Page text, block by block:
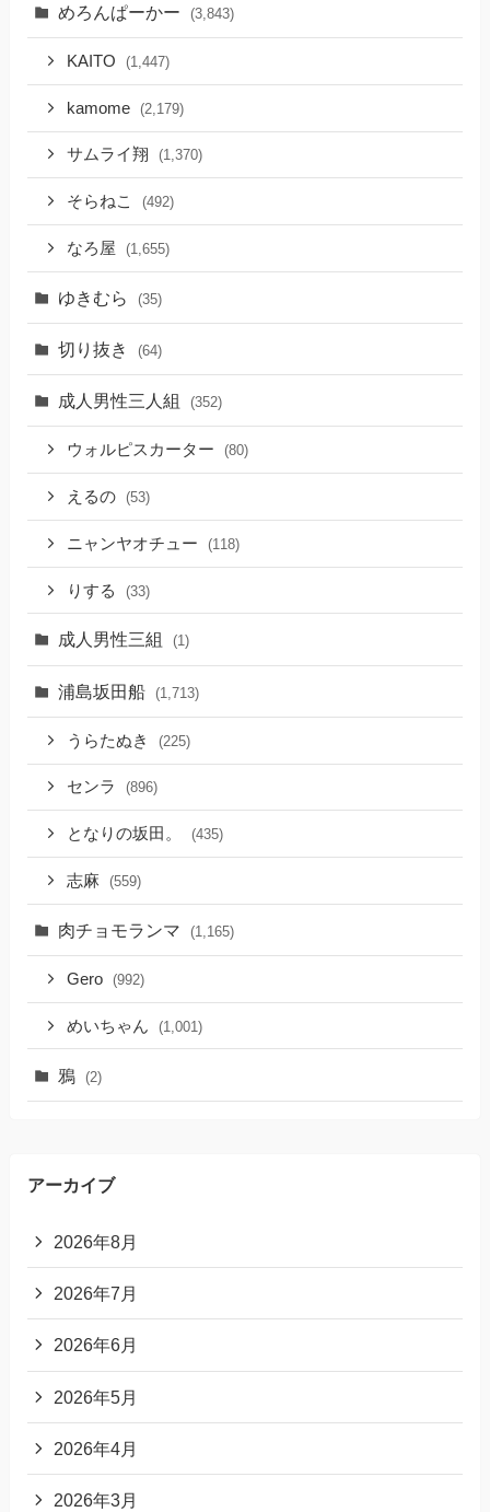
めろんぱーかー (3,843)
KAITO (1,447)
kamome (2,179)
サムライ翔 (1,370)
そらねこ (492)
なろ屋 (1,655)
ゆきむら (35)
切り抜き (64)
成人男性三人組 (352)
ウォルピスカーター (80)
えるの (53)
ニャンヤオチュー (118)
りする (33)
成人男性三組 (1)
浦島坂田船 (1,713)
うらたぬき (225)
センラ (896)
となりの坂田。 (435)
志麻 (559)
肉チョモランマ (1,165)
Gero (992)
めいちゃん (1,001)
鴉 (2)
アーカイブ
2026年8月
2026年7月
2026年6月
2026年5月
2026年4月
2026年3月